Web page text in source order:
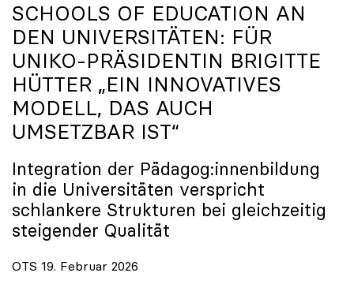
SCHOOLS OF EDUCATION AN
DEN UNIVERSITÄTEN: FÜR
UNIKO-PRÄSIDENTIN BRIGITTE
HÜTTER „EIN INNOVATIVES
MODELL, DAS AUCH
UMSETZBAR IST“
Integration der Pädagog:innenbildung
in die Universitäten verspricht
schlankere Strukturen bei gleichzeitig
steigender Qualität
OTS 19. Februar 2026